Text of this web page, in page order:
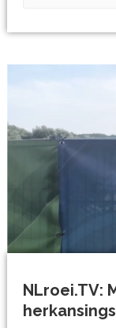
NLroei.TV: